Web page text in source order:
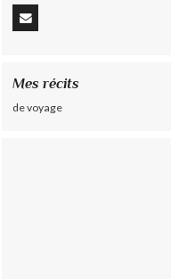
Mes récits
de voyage